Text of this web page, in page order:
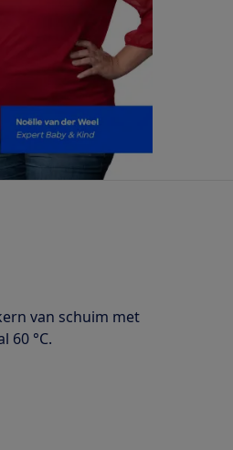
van schuim met
60 °C.